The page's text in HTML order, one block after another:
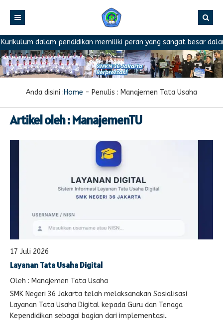
dalam pendidikan memiliki peran yang sangat besar dalam
Anda disini :Home - Penulis : Manajemen Tata Usaha
Artikel oleh : ManajemenTU
17 Juli 2026
Layanan Tata Usaha Digital
Oleh : Manajemen Tata Usaha
SMK Negeri 36 Jakarta telah melaksanakan Sosialisasi
Layanan Tata Usaha Digital kepada Guru dan Tenaga
Kependidikan sebagai bagian dari implementasi..